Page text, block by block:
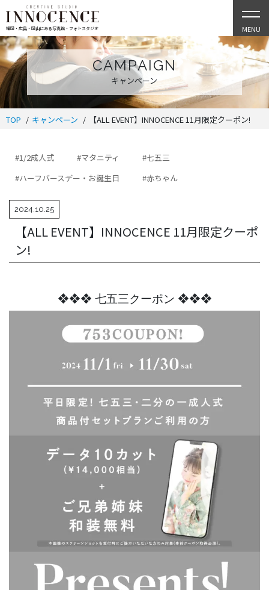
福岡・広島・岡山にある写真館・フォトスタジオ MENU
CAMPAIGN
キャンペーン
TOP キャンペーン 【ALL EVENT】INNOCENCE 11月限定クーポン!
#1/2成人式 #マタニティ
#七五三
#ハーフバースデー・お誕生日
#赤ちゃん
2024.10.25
【ALL EVENT】INNOCENCE 11月限定クーポ
ン!
❖❖❖ 七五三クーポン ❖❖❖